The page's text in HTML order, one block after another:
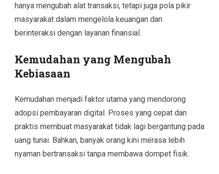
hanya mengubah alat transaksi, tetapi juga pola pikir
masyarakat dalam mengelola keuangan dan
berinteraksi dengan layanan finansial.
Kemudahan yang Mengubah
Kebiasaan
Kemudahan menjadi faktor utama yang mendorong
adopsi pembayaran digital. Proses yang cepat dan
praktis membuat masyarakat tidak lagi bergantung pada
uang tunai. Bahkan, banyak orang kini merasa lebih
nyaman bertransaksi tanpa membawa dompet fisik.